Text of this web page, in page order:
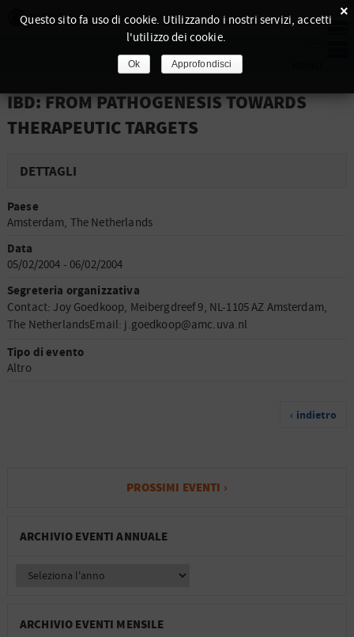
IBD: FROM PATHOGENESIS TOWARDS
THERAPEUTIC TARGETS
DETTAGLI
Paese
Amsterdam, The Netherlands
Data
05/02/2004 - 06/02/2004
Segreteria organizzativa
Contact: Joy Goedkoop, Meibergdreef 9, NL-1105 AZ Amsterdam,
The NetherlandsEmail: j.goedkoop@amc.uva.nl
Tipo di evento
Altro
‹ indietro
PROSSIMI EVENTI ›
ARCHIVIO EVENTI ANNUALE
ARCHIVIO EVENTI MENSILE
×
Questo sito fa uso di cookie. Utilizzando i nostri servizi, accetti
l'utilizzo dei cookie.
Ok Approfondisci